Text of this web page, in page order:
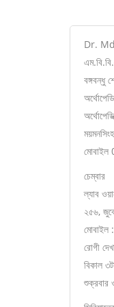
Dr.
বঙ্গবন্ধু
চেম্বার
ল্যাব
২৫৬,
রোগী
বিকাল
শুক্রবার